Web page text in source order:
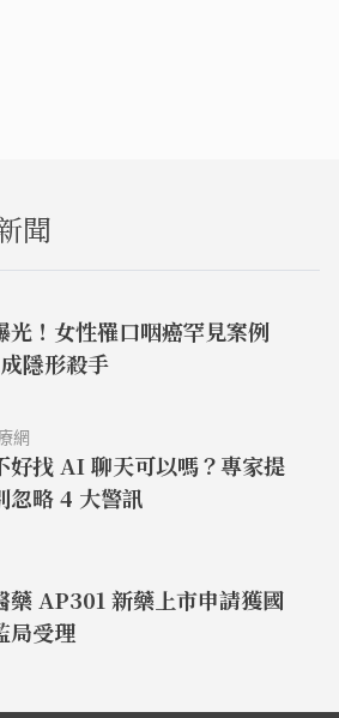
聞
光！女性罹口咽癌罕見案例
隱形殺手
網
好找 AI 聊天可以嗎？專家提
忽略 4 大警訊
藥 AP301 新藥上市申請獲國
局受理